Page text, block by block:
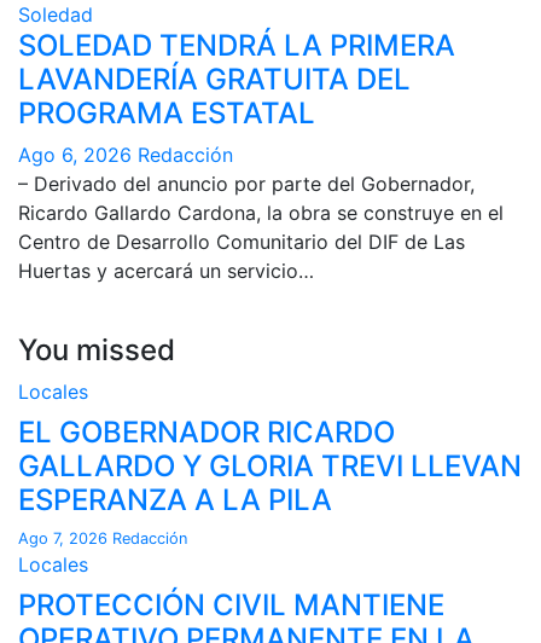
Soledad
SOLEDAD TENDRÁ LA PRIMERA
LAVANDERÍA GRATUITA DEL
PROGRAMA ESTATAL
Ago 6, 2026 Redacción
– Derivado del anuncio por parte del Gobernador,
Ricardo Gallardo Cardona, la obra se construye en el
Centro de Desarrollo Comunitario del DIF de Las
Huertas y acercará un servicio…
You missed
Locales
EL GOBERNADOR RICARDO
GALLARDO Y GLORIA TREVI LLEVAN
ESPERANZA A LA PILA
Ago 7, 2026 Redacción
Locales
PROTECCIÓN CIVIL MANTIENE